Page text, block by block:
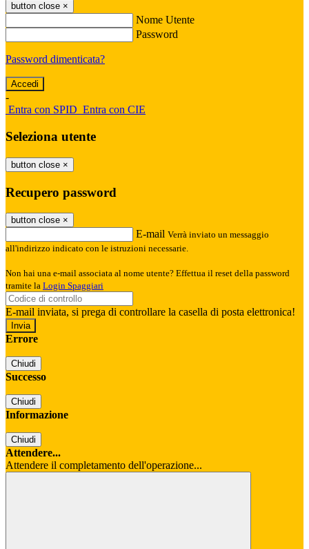
button close ×
Nome Utente
Password
Password dimenticata?
-
Entra con SPID Entra con CIE
Seleziona utente
button close ×
Recupero password
button close ×
E-mail Verrà inviato un messaggio
all'indirizzo indicato con le istruzioni necessarie.
Non hai una e-mail associata al nome utente? Effettua il reset della password
tramite la Login Spaggiari
E-mail inviata, si prega di controllare la casella di posta elettronica!
Errore
Chiudi
Successo
Chiudi
Informazione
Chiudi
Attendere...
Attendere il completamento dell'operazione...